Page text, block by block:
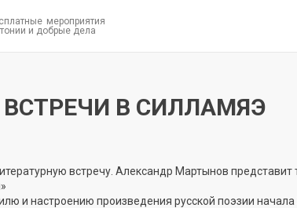
мероприятия
и добрые дела
В СИЛЛАМЯЭ
встречу. Александр Мартынов
и настроению произведения русской поэзии